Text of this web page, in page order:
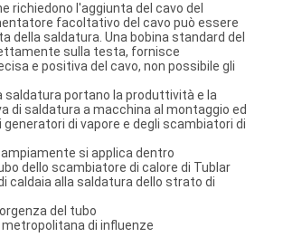
richiedono l'aggiunta del cavo del
facoltativo del cavo può essere
della saldatura. Una bobina standard del
sulla testa, fornisce
e positiva del cavo, non possibile gli
saldatura portano la produttività e la
di saldatura a macchina al montaggio ed
generatori di vapore e degli scambiatori di
si applica dentro
dello scambiatore di calore di Tublar
caldaia alla saldatura dello strato di
del tubo
di influenze